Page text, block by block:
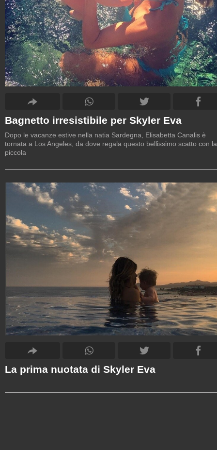
Bagnetto irresistibile per Skyler Eva
Dopo le vacanze estive nella natia Sardegna, Elisabetta Canalis è
tornata a Los Angeles, da dove regala questo bellissimo scatto con la
piccola
La prima nuotata di Skyler Eva